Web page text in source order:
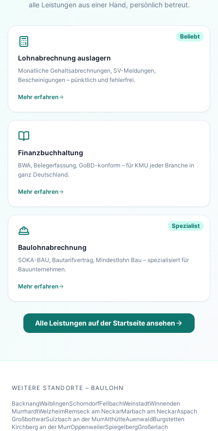
alle Leistungen aus einer Hand, persönlich betreut.
Beliebt
Lohnabrechnung auslagern
Monatliche Gehaltsabrechnungen, SV-Meldungen,
Bescheinigungen – pünktlich und fehlerfrei.
Mehr erfahren
Finanzbuchhaltung
BWA, Belegerfassung, GoBD-konform – für KMU jeder Branche in
ganz Deutschland.
Mehr erfahren
Spezialist
Baulohnabrechnung
SOKA-BAU, Bautarifvertrag, Mindestlohn Bau – spezialisiert für
Bauunternehmen.
Mehr erfahren
Alle Leistungen auf der Startseite ansehen
WEITERE STANDORTE – BAULOHN
BacknangWaiblingenSchorndorfFellbachWeinstadtWinnenden
MurrhardtWelzheimRemseck am NeckarMarbach am NeckarAspach
GroßbottwarSulzbach an der MurrAlthütteAuenwaldBurgstetten
Kirchberg an der MurrOppenweilerSpiegelbergGroßerlach